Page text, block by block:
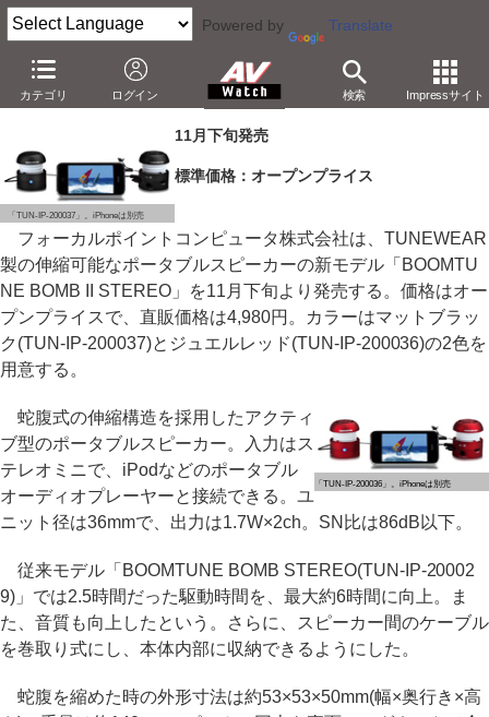
Powered by Translate
カテゴリ ログイン 検索 Impressサイト
フォーカル、伸縮型ポータブルスピーカーの新モデル
－「BOOMTUNE BOMB II STEREO」。駆動時間向上。4,980円
「TUN-IP-200037」。iPhoneは別売
11月下旬発売
標準価格：オープンプライス
フォーカルポイントコンピュータ株式会社は、TUNEWEAR
製の伸縮可能なポータブルスピーカーの新モデル「BOOMTU
NE BOMB II STEREO」を11月下旬より発売する。価格はオー
プンプライスで、直販価格は4,980円。カラーはマットブラッ
ク(TUN-IP-200037)とジュエルレッド(TUN-IP-200036)の2色を
用意する。
「TUN-IP-200036」。iPhoneは別売
蛇腹式の伸縮構造を採用したアクティ
ブ型のポータブルスピーカー。入力はス
テレオミニで、iPodなどのポータブル
オーディオプレーヤーと接続できる。ユ
ニット径は36mmで、出力は1.7W×2ch。SN比は86dB以下。
従来モデル「BOOMTUNE BOMB STEREO(TUN-IP-20002
9)」では2.5時間だった駆動時間を、最大約6時間に向上。ま
た、音質も向上したという。さらに、スピーカー間のケーブル
を巻取り式にし、本体内部に収納できるようにした。
蛇腹を縮めた時の外形寸法は約53×53×50mm(幅×奥行き×高